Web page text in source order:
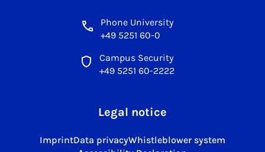
Phone University
+49 5251 60-0
Campus Security
+49 5251 60-2222
Legal notice
ImprintData privacyWhistleblower system